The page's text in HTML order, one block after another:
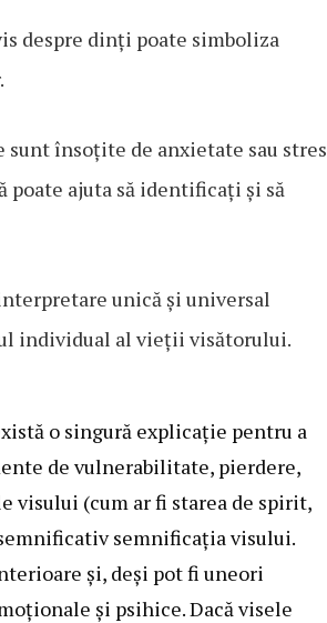
despre dinți poate simboliza
sunt însoțite de anxietate sau stres
poate ajuta să identificați și să
unică și universal
individual al vieții visătorului.
o singură explicație pentru a
de vulnerabilitate, pierdere,
visului (cum ar fi starea de spirit,
semnificația visului.
și, deși pot fi uneori
și psihice. Dacă visele